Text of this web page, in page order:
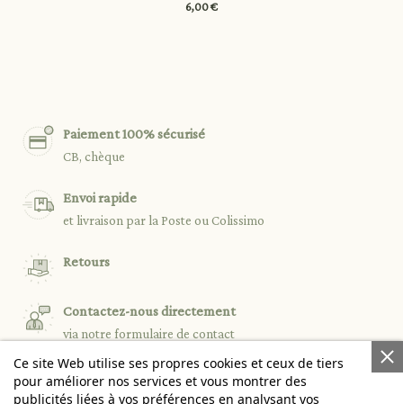
6,00 €
Paiement 100% sécurisé
CB, chèque
Envoi rapide
et livraison par la Poste ou Colissimo
Retours
Contactez-nous directement
via notre formulaire de contact
Ce site Web utilise ses propres cookies et ceux de tiers
pour améliorer nos services et vous montrer des
publicités liées à vos préférences en analysant vos